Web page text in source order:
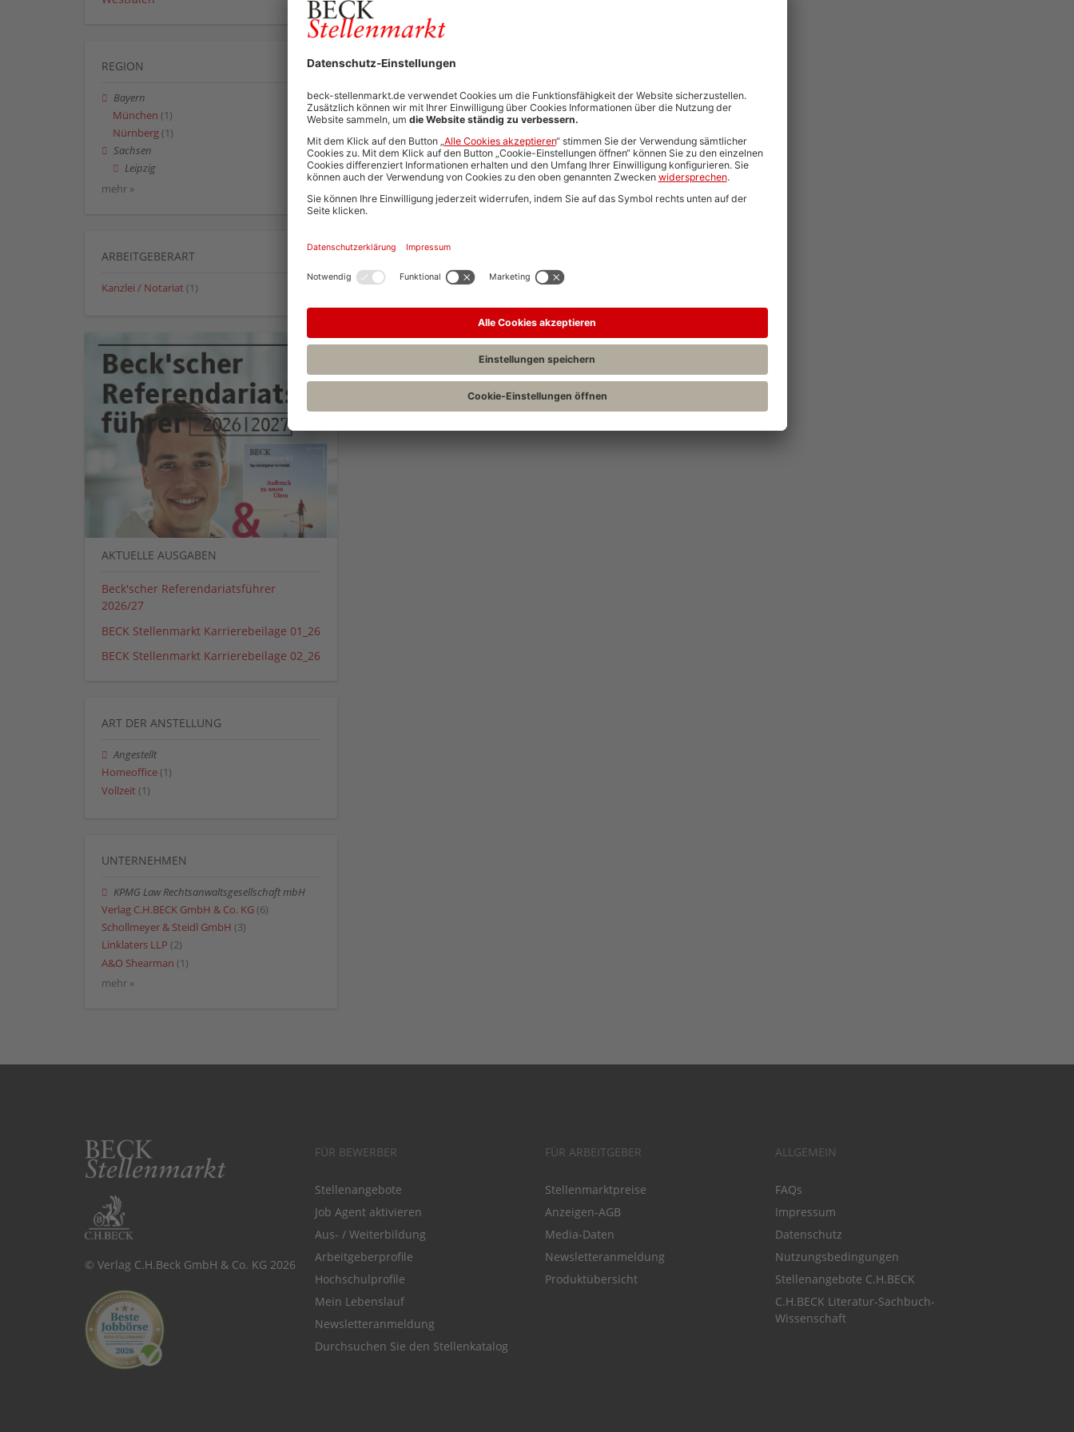
REGION
Bayern
München (1)
Nürnberg (1)
Sachsen
Leipzig
mehr »
ARBEITGEBERART
Kanzlei / Notariat (1)
AKTUELLE AUSGABEN
Beck'scher Referendariatsführer
2026/27
BECK Stellenmarkt Karrierebeilage 01_26
BECK Stellenmarkt Karrierebeilage 02_26
ART DER ANSTELLUNG
Angestellt
Homeoffice (1)
Vollzeit (1)
UNTERNEHMEN
KPMG Law Rechtsanwaltsgesellschaft mbH
Verlag C.H.BECK GmbH & Co. KG (6)
Schollmeyer & Steidl GmbH (3)
Linklaters LLP (2)
A&O Shearman (1)
mehr »
© Verlag C.H.Beck GmbH & Co. KG 2026
FÜR BEWERBER
Stellenangebote
Job Agent aktivieren
Aus- / Weiterbildung
Arbeitgeberprofile
Hochschulprofile
Mein Lebenslauf
Newsletteranmeldung
Durchsuchen Sie den Stellenkatalog
FÜR ARBEITGEBER
Stellenmarktpreise
Anzeigen-AGB
Media-Daten
Newsletteranmeldung
Produktübersicht
ALLGEMEIN
FAQs
Impressum
Datenschutz
Nutzungsbedingungen
Stellenangebote C.H.BECK
C.H.BECK Literatur-Sachbuch-
Wissenschaft